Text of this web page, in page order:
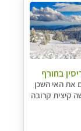
בחורף
את האי השכן
קיצית קרובה